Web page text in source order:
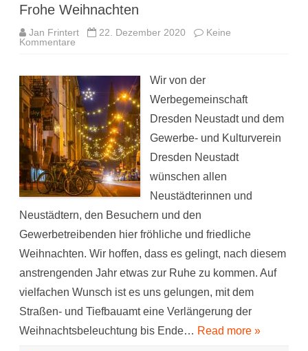
Frohe Weihnachten
Jan Frintert 22. Dezember 2020
Keine
Kommentare
Wir von der
Werbegemeinschaft
Dresden Neustadt und dem
Gewerbe- und Kulturverein
Dresden Neustadt
wünschen allen
Neustädterinnen und
Neustädtern, den Besuchern und den
Gewerbetreibenden hier fröhliche und friedliche
Weihnachten. Wir hoffen, dass es gelingt, nach diesem
anstrengenden Jahr etwas zur Ruhe zu kommen. Auf
vielfachen Wunsch ist es uns gelungen, mit dem
Straßen- und Tiefbauamt eine Verlängerung der
Weihnachtsbeleuchtung bis Ende… Read more »